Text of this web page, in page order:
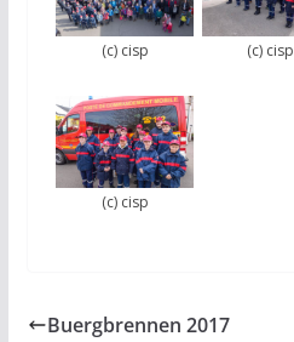
(c) cisp (c) cisp
(c) cisp
Buergbrennen 2017